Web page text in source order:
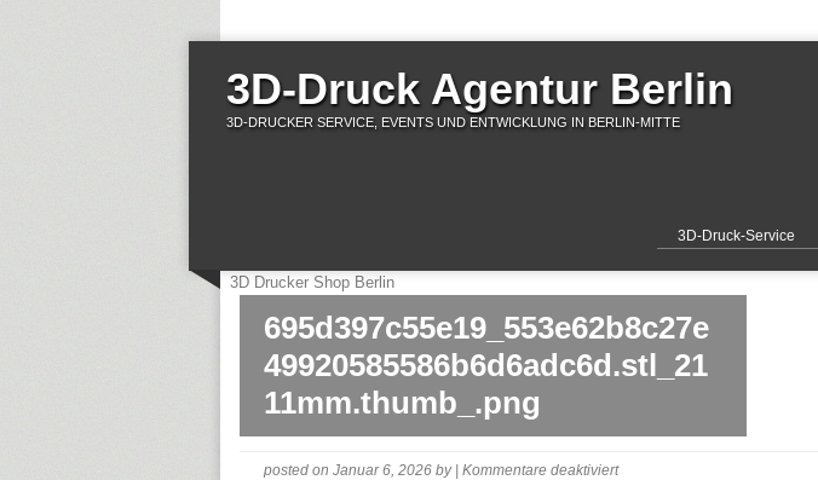
3D-Druck Agentur Berlin
3D-DRUCKER SERVICE, EVENTS UND ENTWICKLUNG IN BERLIN-MITTE
3D-Druck-Service
3D Drucker Shop Berlin
695d397c55e19_553e62b8c27e
49920585586b6d6adc6d.stl_21
11mm.thumb_.png
posted on Januar 6, 2026 by Kommentare deaktiviertfür